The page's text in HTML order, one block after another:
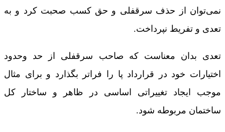
نمی‌توان از حذف سرقفلی و حق کسب صحبت کرد و به
تعدی و تفریط نپرداخت.
تعدی بدان معناست که صاحب سرقفلی از حد وحدود
اختیارات خود در قرارداد پا را فراتر بگذارد و برای مثال
موجب ایجاد تغییراتی اساسی در ظاهر و ساختار کل
ساختمان مربوطه شود.